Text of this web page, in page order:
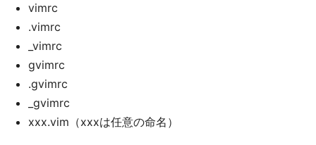
vimrc
.vimrc
_vimrc
gvimrc
.gvimrc
_gvimrc
xxx.vim（xxxは任意の命名）